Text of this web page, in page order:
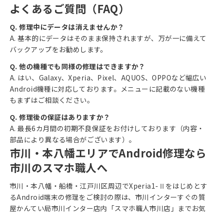
よくあるご質問（FAQ）
Q. 修理中にデータは消えませんか？
A. 基本的にデータはそのまま保持されますが、万が一に備えて
バックアップをお勧めします。
Q. 他の機種でも同様の修理はできますか？
A. はい、Galaxy、Xperia、Pixel、AQUOS、OPPOなど幅広い
Android機種に対応しております。メニューに記載のない機種
もまずはご相談ください。
Q. 修理後の保証はありますか？
A. 最長6カ月間の初期不良保証をお付けしております（内容・
部品により異なる場合がございます）。
市川・本八幡エリアでAndroid修理なら
市川のスマホ職人へ
市川・本八幡・船橋・江戸川区周辺でXperia1-Ⅱをはじめとす
るAndroid端末の修理をご検討の際は、市川インターすぐの質
屋かんてい局市川インター店内「スマホ職人市川店」までお気